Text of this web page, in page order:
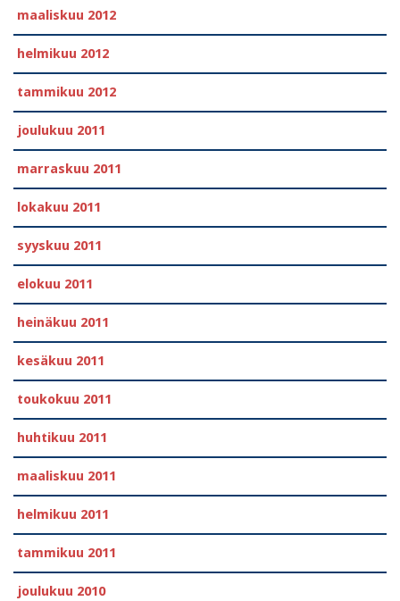
maaliskuu 2012
helmikuu 2012
tammikuu 2012
joulukuu 2011
marraskuu 2011
lokakuu 2011
syyskuu 2011
elokuu 2011
heinäkuu 2011
kesäkuu 2011
toukokuu 2011
huhtikuu 2011
maaliskuu 2011
helmikuu 2011
tammikuu 2011
joulukuu 2010